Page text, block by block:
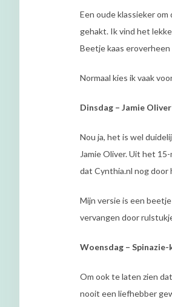
Een oude klassieker
gehakt. Ik vind het
Beetje kaas eroverheen
Normaal kies ik vaak
Dinsdag – Jamie
Nou ja, het is wel
Jamie Oliver. Uit het
dat Cynthia.nl nog door
Mijn versie is een
vervangen door
Woensdag –
Om ook te laten zien
nooit een liefhebber